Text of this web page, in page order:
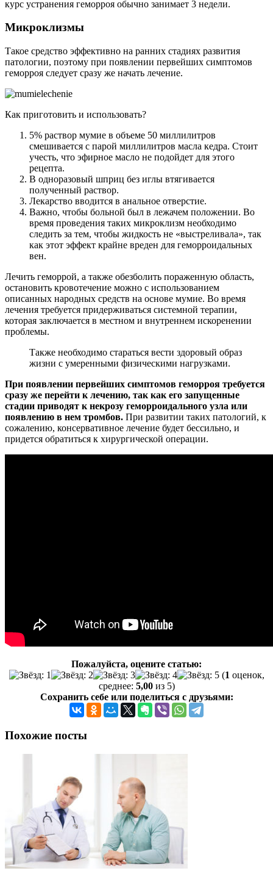
курс устранения геморроя обычно занимает 3 недели.
Микроклизмы
Такое средство эффективно на ранних стадиях развития
патологии, поэтому при появлении первейших симптомов
геморроя следует сразу же начать лечение.
Как приготовить и использовать?
5% раствор мумие в объеме 50 миллилитров
смешивается с парой миллилитров масла кедра. Стоит
учесть, что эфирное масло не подойдет для этого
рецепта.
В одноразовый шприц без иглы втягивается
полученный раствор.
Лекарство вводится в анальное отверстие.
Важно, чтобы больной был в лежачем положении. Во
время проведения таких микроклизм необходимо
следить за тем, чтобы жидкость не «выстреливала», так
как этот эффект крайне вреден для геморроидальных
вен.
Лечить геморрой, а также обезболить пораженную область,
остановить кровотечение можно с использованием
описанных народных средств на основе мумие. Во время
лечения требуется придерживаться системной терапии,
которая заключается в местном и внутреннем искоренении
проблемы.
Также необходимо стараться вести здоровый образ
жизни с умеренными физическими нагрузками.
При появлении первейших симптомов геморроя требуется
сразу же перейти к лечению, так как его запущенные
стадии приводят к некрозу геморроидального узла или
появлению в нем тромбов. При развитии таких патологий, к
сожалению, консервативное лечение будет бессильно, и
придется обратиться к хирургической операции.
Пожалуйста, оцените статью:
(1 оценок,
среднее: 5,00из 5)
Сохранить себе или поделиться с друзьями:
Похожие посты